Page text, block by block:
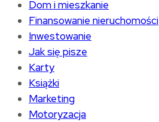
Dom i mieszkanie
Finansowanie nieruchomości
Inwestowanie
Jak się pisze
Karty
Książki
Marketing
Motoryzacja